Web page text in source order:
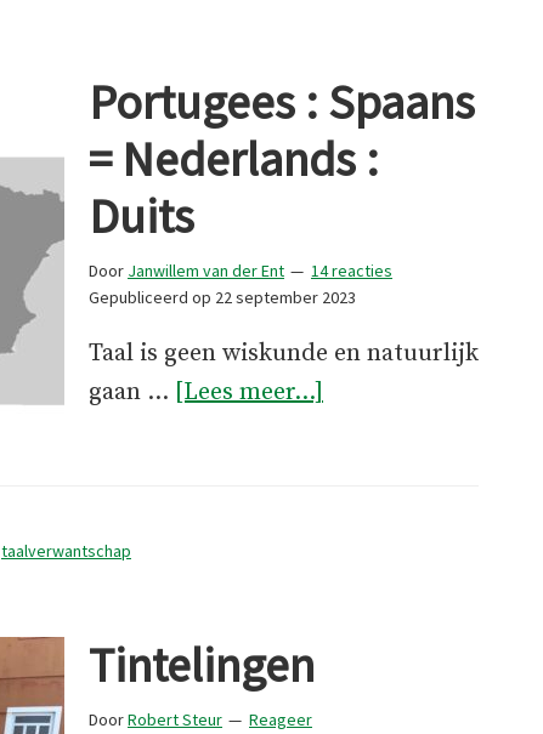
Portugees : Spaans
= Nederlands :
Duits
Door Janwillem van der Ent
14 reacties
Gepubliceerd op 22 september 2023
Taal is geen wiskunde en natuurlijk
gaan … [Lees meer...]
taalverwantschap
Tintelingen
DoorRobert Steur
Reageer